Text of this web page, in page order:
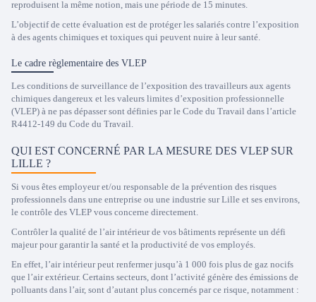
reproduisent la même notion, mais une période de 15 minutes.
L’objectif de cette évaluation est de protéger les salariés contre l’exposition
à des agents chimiques et toxiques qui peuvent nuire à leur santé.
Le cadre règlementaire des VLEP
Les conditions de surveillance de l’exposition des travailleurs aux agents
chimiques dangereux et les valeurs limites d’exposition professionnelle
(VLEP) à ne pas dépasser sont définies par le Code du Travail dans l’article
R4412-149 du Code du Travail.
QUI EST CONCERNÉ PAR LA MESURE DES VLEP SUR
LILLE ?
Si vous êtes employeur et/ou responsable de la prévention des risques
professionnels dans une entreprise ou une industrie sur Lille et ses environs,
le contrôle des VLEP vous concerne directement.
Contrôler la qualité de l’air intérieur de vos bâtiments représente un défi
majeur pour garantir la santé et la productivité de vos employés.
En effet, l’air intérieur peut renfermer jusqu’à 1 000 fois plus de gaz nocifs
que l’air extérieur. Certains secteurs, dont l’activité génère des émissions de
polluants dans l’air, sont d’autant plus concernés par ce risque, notamment :